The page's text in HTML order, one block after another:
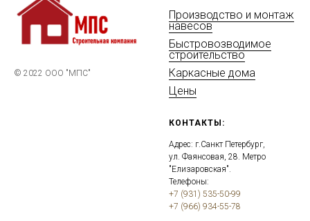
© 2022 ООО "МПС"
Производство и монтаж
навесов
Быстровозводимое
строительство
Каркасные дома
Цены
КОНТАКТЫ:
Адрес: г.Санкт Петербург,
ул. Фаянсовая, 28. Метро
"Елизаровская".
Телефоны:
+7 (931) 535-50-99
+7 (966) 934-55-78